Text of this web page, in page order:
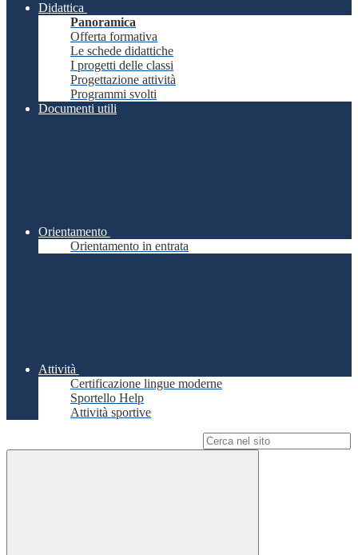
Didattica
Panoramica
Offerta formativa
Le schede didattiche
I progetti delle classi
Progettazione attività
Programmi svolti
Documenti utili
Orientamento
Orientamento in entrata
Attività
Certificazione lingue moderne
Sportello Help
Attività sportive